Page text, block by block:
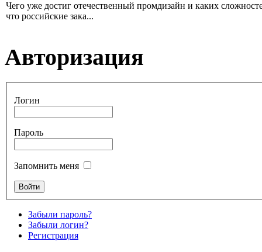
Чего уже достиг отечественный промдизайн и каких
что российские зака...
Авторизация
Логин
Пароль
Запомнить меня
Забыли пароль?
Забыли логин?
Регистрация